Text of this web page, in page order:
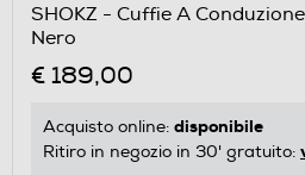
SHOKZ - Cuffie A
Nero
€ 189,00
Acquisto online: disponibile
Ritiro in negozio in 30' gratuito: